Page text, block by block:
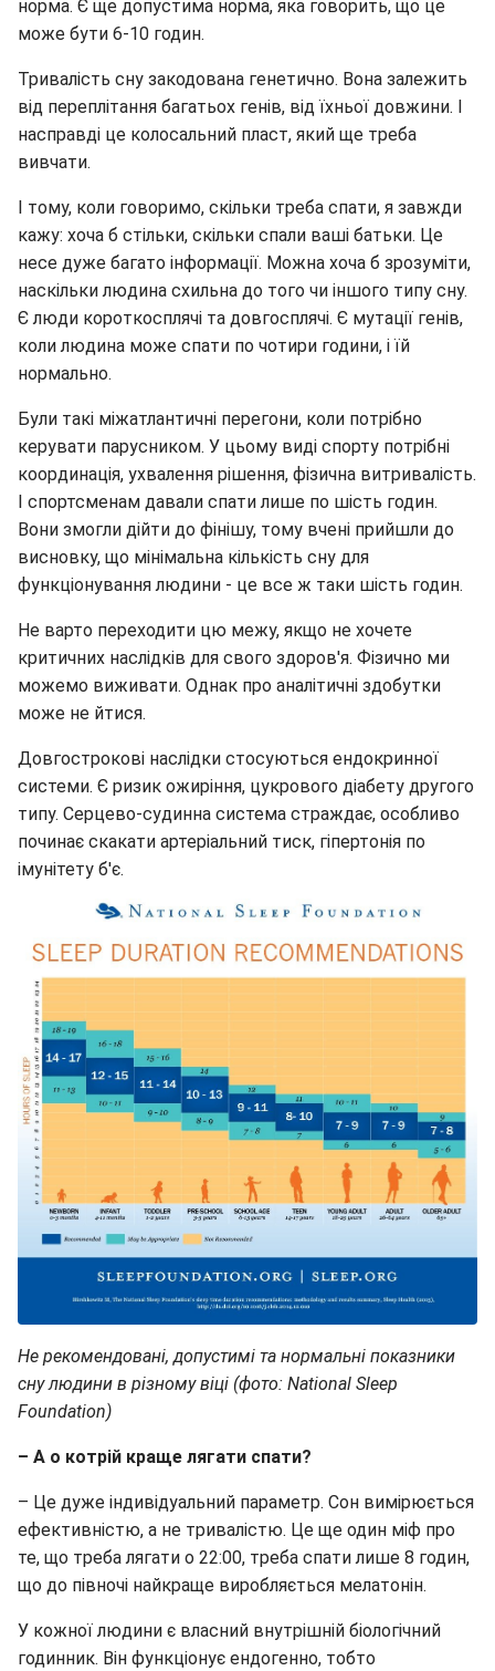
норма. Є ще допустима норма, яка говорить, що це
може бути 6-10 годин.
Тривалість сну закодована генетично. Вона залежить
від переплітання багатьох генів, від їхньої довжини. І
насправді це колосальний пласт, який ще треба
вивчати.
І тому, коли говоримо, скільки треба спати, я завжди
кажу: хоча б стільки, скільки спали ваші батьки. Це
несе дуже багато інформації. Можна хоча б зрозуміти,
наскільки людина схильна до того чи іншого типу сну.
Є люди короткосплячі та довгосплячі. Є мутації генів,
коли людина може спати по чотири години, і їй
нормально.
Були такі міжатлантичні перегони, коли потрібно
керувати парусником. У цьому виді спорту потрібні
координація, ухвалення рішення, фізична витривалість.
І спортсменам давали спати лише по шість годин.
Вони змогли дійти до фінішу, тому вчені прийшли до
висновку, що мінімальна кількість сну для
функціонування людини - це все ж таки шість годин.
Не варто переходити цю межу, якщо не хочете
критичних наслідків для свого здоров'я. Фізично ми
можемо виживати. Однак про аналітичні здобутки
може не йтися.
Довгострокові наслідки стосуються ендокринної
системи. Є ризик ожиріння, цукрового діабету другого
типу. Серцево-судинна система страждає, особливо
починає скакати артеріальний тиск, гіпертонія по
імунітету б'є.
Не рекомендовані, допустимі та нормальні показники
сну людини в різному віці (фото: National Sleep
Foundation)
– А о котрій краще лягати спати?
– Це дуже індивідуальний параметр. Сон вимірюється
ефективністю, а не тривалістю. Це ще один міф про
те, що треба лягати о 22:00, треба спати лише 8 годин,
що до півночі найкраще виробляється мелатонін.
У кожної людини є власний внутрішній біологічний
годинник. Він функціонує ендогенно, тобто